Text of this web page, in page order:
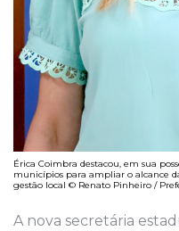
Érica Coimbra destacou, em sua
municípios para ampliar o alcance
gestão local © Renato Pinheiro /
A nova secretária